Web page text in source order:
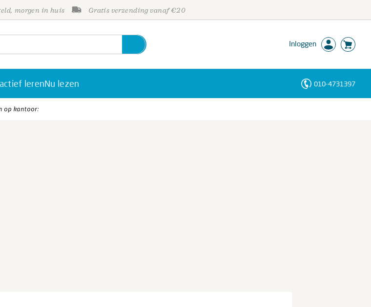
morgen in huis Gratis verzending vanaf €20
Inloggen
lerenNu lezen 010-4731397
op kantoor:
Personen